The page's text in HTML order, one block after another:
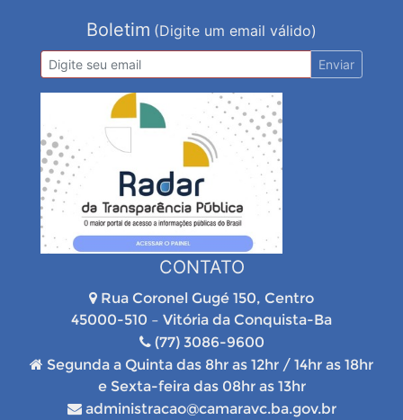
Boletim (Digite um email válido)
Enviar
CONTATO
Rua Coronel Gugé 150, Centro
45000-510 – Vitória da Conquista-Ba
(77) 3086-9600
Segunda a Quinta das 8hr as 12hr / 14hr as 18hr
e Sexta-feira das 08hr as 13hr
administracao@camaravc.ba.gov.br